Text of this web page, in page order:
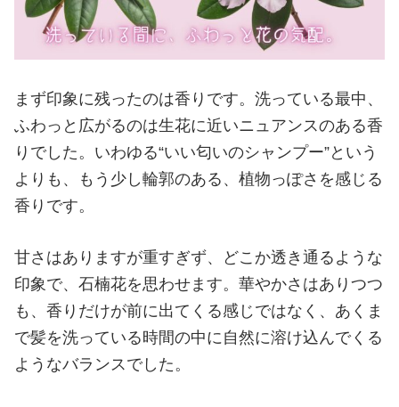
まず印象に残ったのは香りです。洗っている最中、
ふわっと広がるのは生花に近いニュアンスのある香
りでした。いわゆる“いい匂いのシャンプー”という
よりも、もう少し輪郭のある、植物っぽさを感じる
香りです。
甘さはありますが重すぎず、どこか透き通るような
印象で、石楠花を思わせます。華やかさはありつつ
も、香りだけが前に出てくる感じではなく、あくま
で髪を洗っている時間の中に自然に溶け込んでくる
ようなバランスでした。